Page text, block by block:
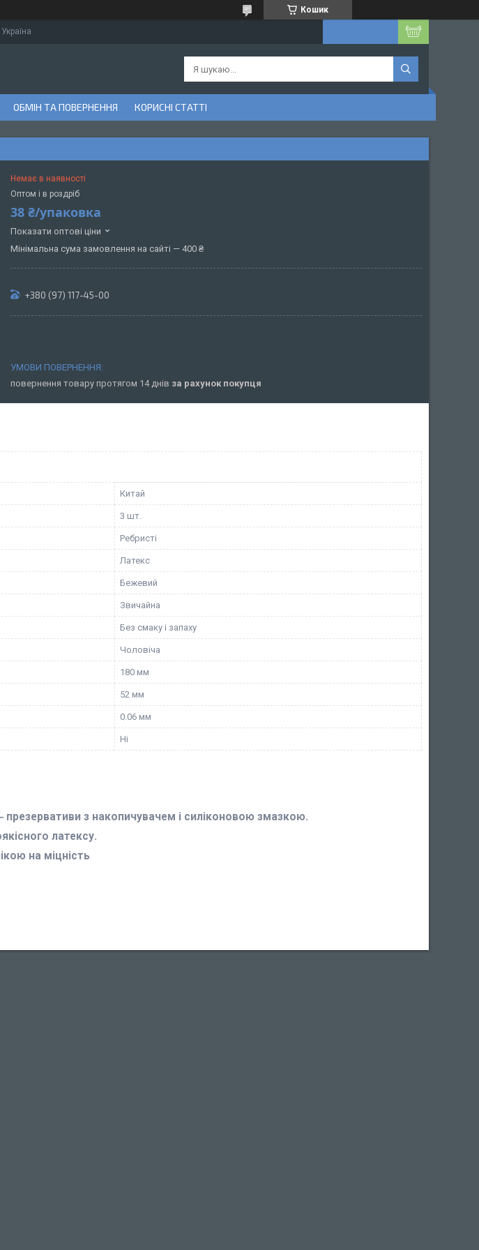
Кошик
ОБМІН ТА ПОВЕРНЕННЯ КОРИСНІ СТАТТІ
Немає в наявності
Оптом і в роздріб
38 ₴/упаковка
Показати оптові ціни
Мінімальна сума замовлення на сайті — 400 ₴
+380 (97) 117-45-00
повернення товару протягом 14 днів за рахунок покупця
Китай
3 шт.
Ребристі
Латекс
Бежевий
Звичайна
Без смаку і запаху
Чоловіча
180 мм
52 мм
0.06 мм
Ні
з накопичувачем і силіконовою змазкою.
латексу.
на міцність